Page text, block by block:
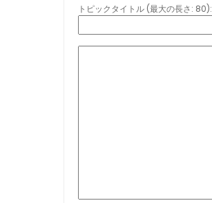
トピックタイトル (最大の長さ: 80):